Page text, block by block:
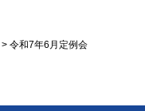
> 令和7年6月定例会